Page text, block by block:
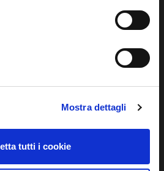
Mostra dettagli
tutti i cookie
rinnovabile.
|Cookie Policy|Whistleblowing